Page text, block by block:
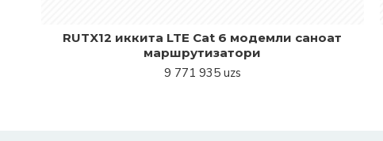
RUTX12 иккита LTE Cat 6 модемли саноат
маршрутизатори
9 771 935 uzs